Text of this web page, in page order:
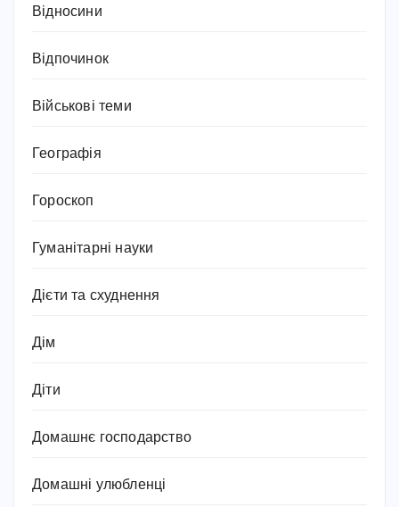
Відносини
Відпочинок
Військові теми
Географія
Гороскоп
Гуманітарні науки
Дієти та схуднення
Дім
Діти
Домашнє господарство
Домашні улюбленці